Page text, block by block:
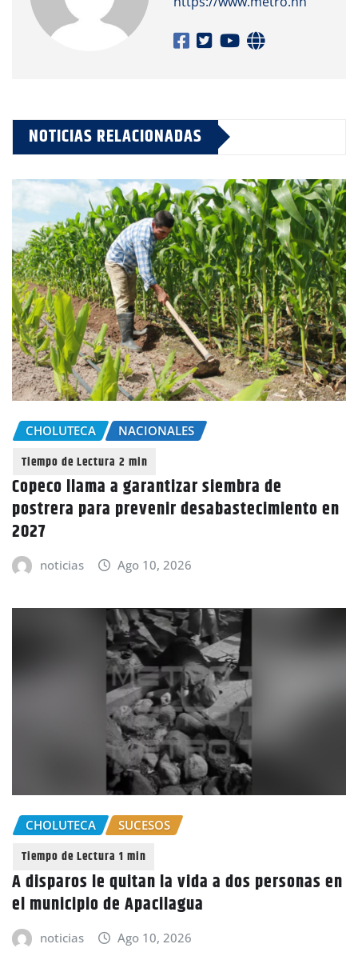
NOTICIAS RELACIONADAS
CHOLUTECA NACIONALES
Copeco llama a garantizar siembra de
postrera para prevenir desabastecimiento en
2027
noticias Ago 10, 2026
CHOLUTECA SUCESOS
A disparos le quitan la vida a dos personas en
el municipio de Apacilagua
noticias Ago 10, 2026